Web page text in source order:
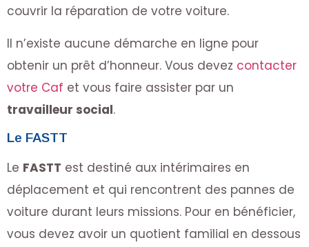
couvrir la réparation de votre voiture.
Il n’existe aucune démarche en ligne pour
obtenir un prêt d’honneur. Vous devez contacter
votre Caf et vous faire assister par un
travailleur social.
Le FASTT
Le FASTT est destiné aux intérimaires en
déplacement et qui rencontrent des pannes de
voiture durant leurs missions. Pour en bénéficier,
vous devez avoir un quotient familial en dessous